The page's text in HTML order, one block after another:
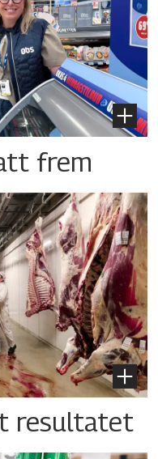
frem
resultatet